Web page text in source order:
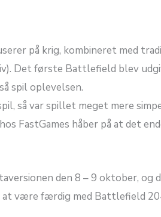
på krig, kombineret med
Det første Battlefield blev
spil oplevelsen.
så var spillet meget mere
FastGames håber på at det
den 8 – 9 oktober,
være færdig med Battlefield